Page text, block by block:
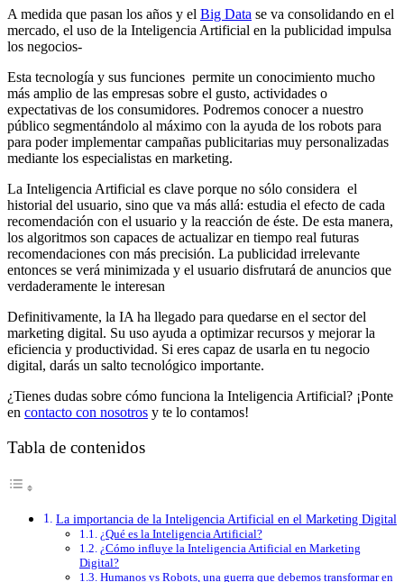
A medida que pasan los años y el Big Data se va consolidando en el
mercado, el uso de la Inteligencia Artificial en la publicidad impulsa
los negocios-
Esta tecnología y sus funciones permite un conocimiento mucho
más amplio de las empresas sobre el gusto, actividades o
expectativas de los consumidores. Podremos conocer a nuestro
público segmentándolo al máximo con la ayuda de los robots para
para poder implementar campañas publicitarias muy personalizadas
mediante los especialistas en marketing.
La Inteligencia Artificial es clave porque no sólo considera el
historial del usuario, sino que va más allá: estudia el efecto de cada
recomendación con el usuario y la reacción de éste. De esta manera,
los algoritmos son capaces de actualizar en tiempo real futuras
recomendaciones con más precisión. La publicidad irrelevante
entonces se verá minimizada y el usuario disfrutará de anuncios que
verdaderamente le interesan
Definitivamente, la IA ha llegado para quedarse en el sector del
marketing digital. Su uso ayuda a optimizar recursos y mejorar la
eficiencia y productividad. Si eres capaz de usarla en tu negocio
digital, darás un salto tecnológico importante.
¿Tienes dudas sobre cómo funciona la Inteligencia Artificial? ¡Ponte
en contacto con nosotros y te lo contamos!
Tabla de contenidos
La importancia de la Inteligencia Artificial en el Marketing Digital
¿Qué es la Inteligencia Artificial?
¿Cómo influye la Inteligencia Artificial en Marketing
Digital?
Humanos vs Robots, una guerra que debemos transformar en